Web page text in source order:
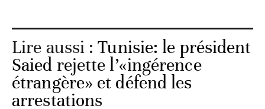
Lire aussi :Tunisie: le président
Saied rejette l’«ingérence
étrangère» et défend les
arrestations